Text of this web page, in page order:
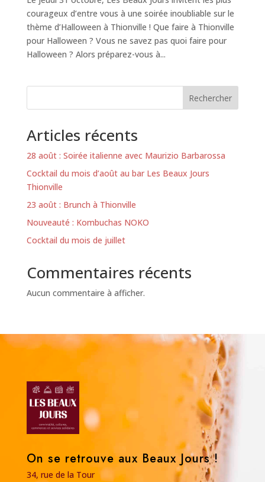
courageux d’entre vous à une soirée inoubliable sur le
thème d’Halloween à Thionville ! Que faire à Thionville
pour Halloween ? Vous ne savez pas quoi faire pour
Halloween ? Alors préparez-vous à...
Rechercher
Articles récents
28 août : Soirée italienne avec Maurizio Barbarossa
Cocktail du mois d’août au bar Les Beaux Jours
Thionville
23 août : Brunch à Thionville
Nouveauté : Kombuchas NOKO
Cocktail du mois de juillet
Commentaires récents
Aucun commentaire à afficher.
On se retrouve aux Beaux Jours !
34, rue de la Tour